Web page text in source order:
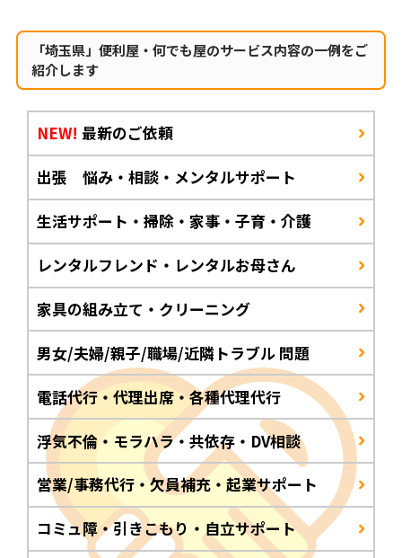
「埼玉県」便利屋・何でも屋のサービス内容の一例をご
紹介します
NEW! 最新のご依頼
出張 悩み・相談・メンタルサポート
生活サポート・掃除・家事・子育・介護
レンタルフレンド・レンタルお母さん
家具の組み立て・クリーニング
男女/夫婦/親子/職場/近隣トラブル 問題
電話代行・代理出席・各種代理代行
浮気不倫・モラハラ・共依存・DV相談
営業/事務代行・欠員補充・起業サポート
コミュ障・引きこもり・自立サポート